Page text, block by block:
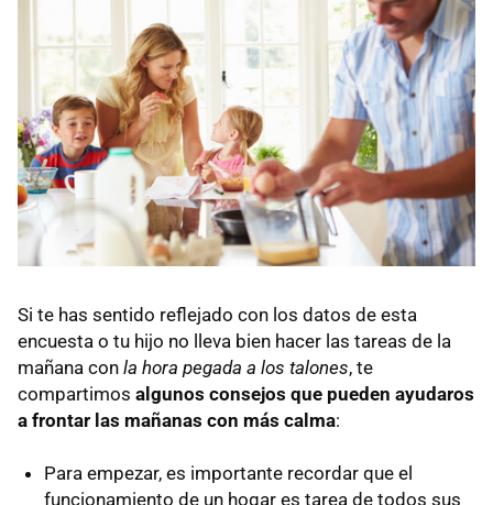
Si te has sentido reflejado con los datos de esta
encuesta o tu hijo no lleva bien hacer las tareas de la
mañana con la hora pegada a los talones, te
compartimos algunos consejos que pueden ayudaros
a frontar las mañanas con más calma:
Para empezar, es importante recordar que el
funcionamiento de un hogar es tarea de todos sus